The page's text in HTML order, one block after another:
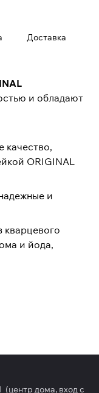
Доставка
и обладают
качество,
ORIGINAL
и
кварцевого
и йода,
(центр дома, вход с